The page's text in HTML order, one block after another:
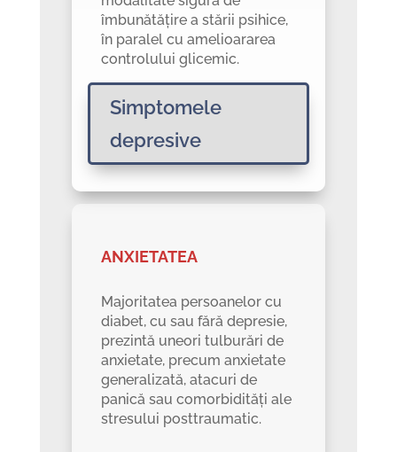
îmbunătățire a stării psihice,
în paralel cu amelioararea
controlului glicemic.
Simptomele
depresive
ANXIETATEA
Majoritatea persoanelor cu
diabet, cu sau fără depresie,
prezintă uneori tulburări de
anxietate, precum anxietate
generalizată, atacuri de
panică sau comorbidități ale
stresului posttraumatic.